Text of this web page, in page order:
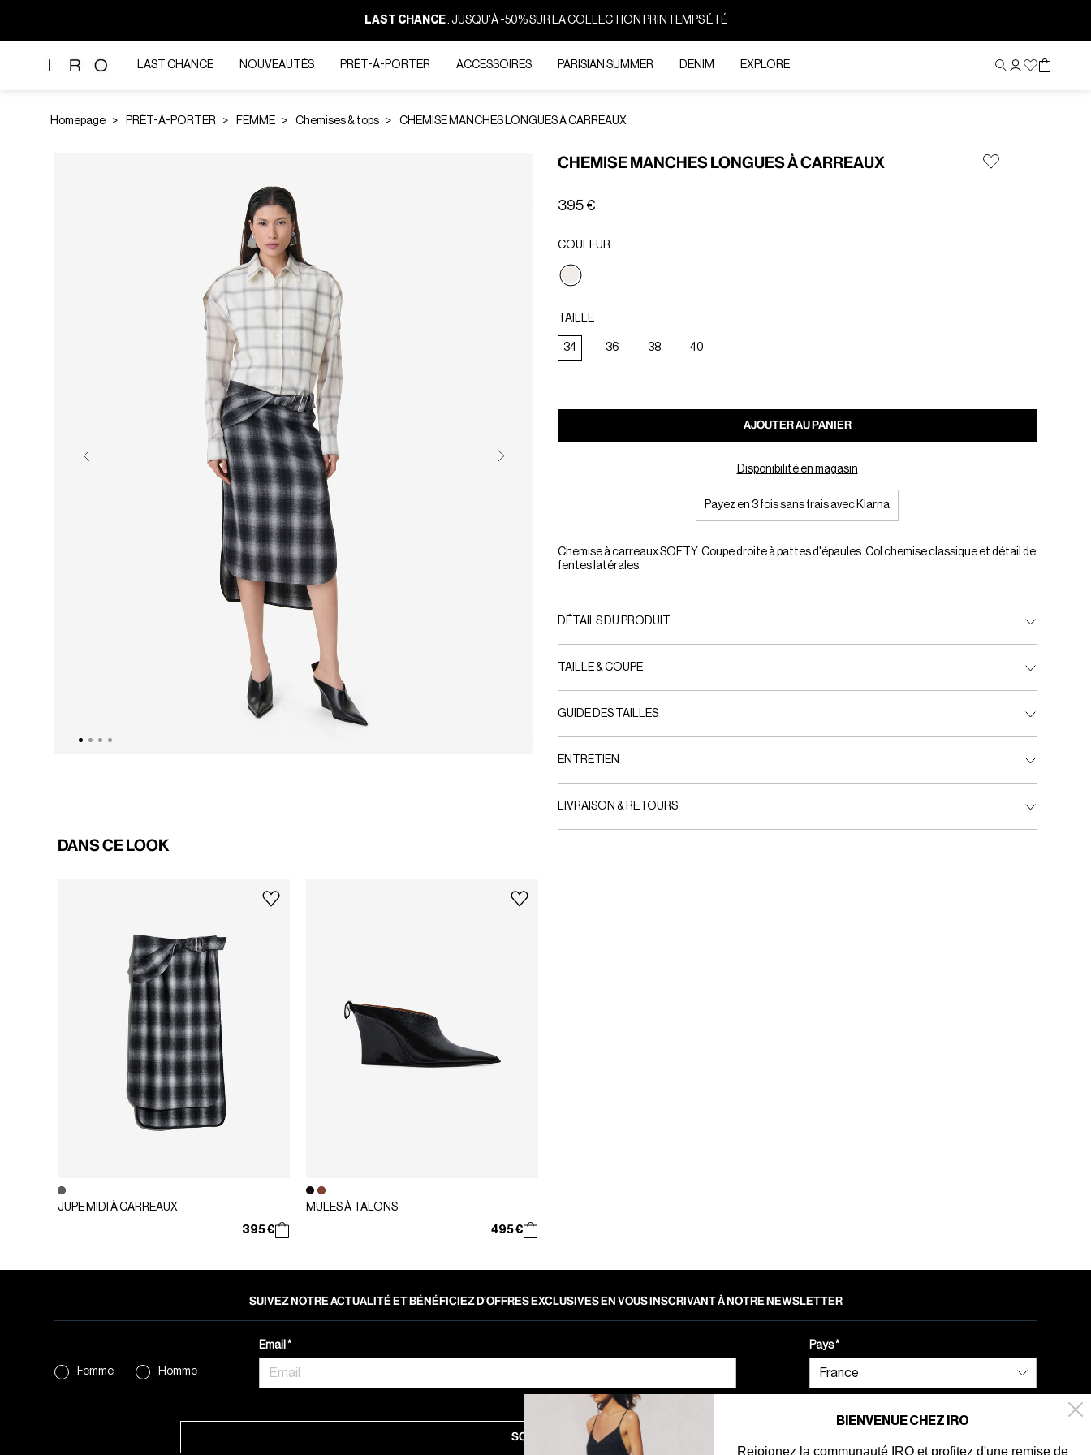
LAST CHANCE: JUSQU'À -50% SUR LA COLLECTION PRINTEMPS ÉTÉ
LAST CHANCE NOUVEAUTÉS PRÊT-À-PORTER ACCESSOIRES PARISIAN SUMMER DENIM EXPLORE
Homepage PRÊT-À-PORTER FEMME Chemises & tops CHEMISE MANCHES LONGUES À CARREAUX
CHEMISE MANCHES LONGUES À CARREAUX
395 €
COULEUR
Sélectionné
TAILLE
34 36 38 40
AJOUTER AU PANIER
Disponibilité en magasin
Payez en 3 fois sans frais avec Klarna
Chemise à carreaux SOFTY. Coupe droite à pattes d'épaules. Col chemise classique et détail de
fentes latérales.
DÉTAILS DU PRODUIT
TAILLE & COUPE
GUIDE DES TAILLES
ENTRETIEN
LIVRAISON & RETOURS
DANS CE LOOK
JUPE MIDI À CARREAUX
395 €
MULES À TALONS
495 €
SUIVEZ NOTRE ACTUALITÉ ET BÉNÉFICIEZ D’OFFRES EXCLUSIVES EN VOUS INSCRIVANT À NOTRE NEWSLETTER
Femme Homme
Email Pays
SOUMETTRE
BIENVENUE CHEZ IRO
Rejoignez la communauté IRO et profitez d'une remise de